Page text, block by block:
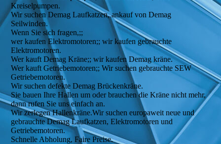
Kreiselpumpen.
Wir suchen Demag Laufkatzen, ankauf von Demag
Seilwinden.
Wenn Sie sich fragen,;;
wer kaufen Elektromotoren;; wir kaufen gebrauchte
Elektromotoren.
Wer kauft Demag Kräne;; wir kaufen Demag kräne.
Wer kauft Getriebemotoren;; Wir suchen gebrauchte SEW
Getriebemotoren.
Wir suchen defekte Demag Brückenkräne.
Sie bauen Ihre Hallen um oder brauchen die Kräne nicht mehr,
dann rufen Sie uns einfach an.
Wir zerlegen Hallenkräne.Wir suchen europaweit neue und
gebrauchte Demag Laufkatzen, Elektromotoren und
Getriebemotoren.
Schnelle Abholung, Faire Preise.